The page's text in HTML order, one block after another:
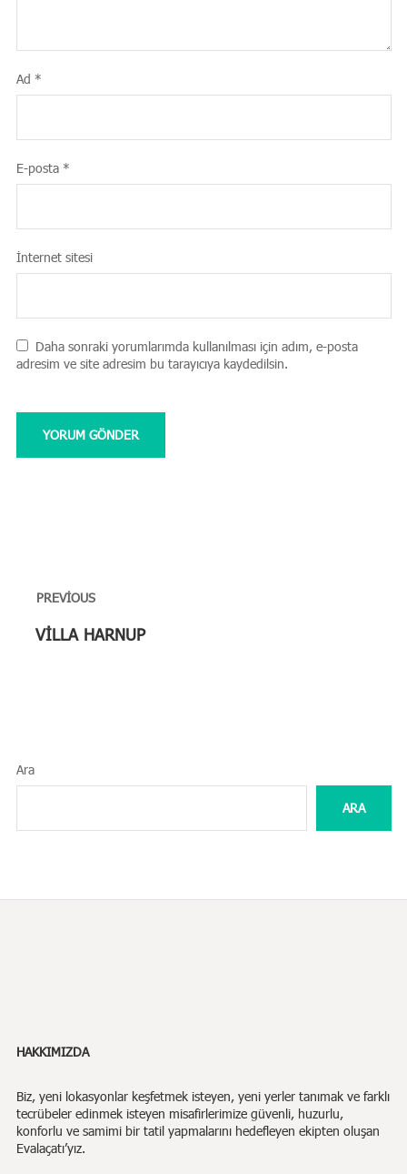
Ad *
E-posta *
İnternet sitesi
Daha sonraki yorumlarımda kullanılması için adım, e-posta
adresim ve site adresim bu tarayıcıya kaydedilsin.
gezinmesi
PREVIOUS
Previous
VİLLA HARNUP
Ara
ARA
HAKKIMIZDA
Biz,yeni lokasyonlar keşfetmek isteyen, yeni yerler tanımak ve farklı
tecrübeler edinmek isteyen misafirlerimize güvenli, huzurlu,
konforlu ve samimi bir tatil yapmalarını hedefleyen ekipten oluşan
Evalaçatı’yız.